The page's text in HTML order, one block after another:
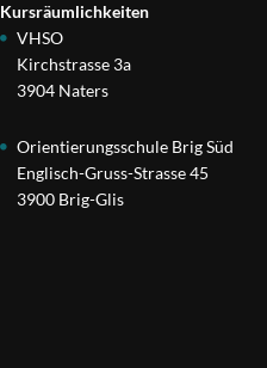
Kursräumlichkeiten
VHSO
Kirchstrasse 3a
3904 Naters
Orientierungsschule Brig Süd
Englisch-Gruss-Strasse 45
3900 Brig-Glis